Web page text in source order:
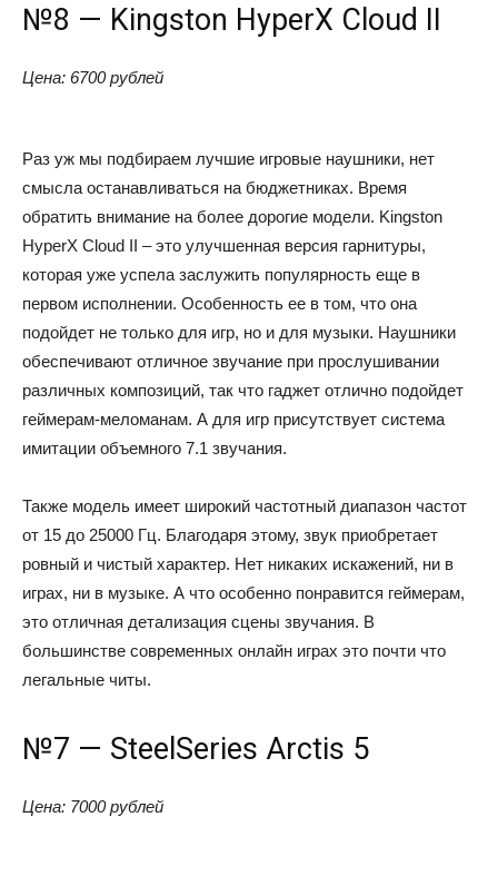
№8 — Kingston HyperX Cloud II
Цена: 6700 рублей
Раз уж мы подбираем лучшие игровые наушники, нет
смысла останавливаться на бюджетниках. Время
обратить внимание на более дорогие модели. Kingston
HyperX Cloud II – это улучшенная версия гарнитуры,
которая уже успела заслужить популярность еще в
первом исполнении. Особенность ее в том, что она
подойдет не только для игр, но и для музыки. Наушники
обеспечивают отличное звучание при прослушивании
различных композиций, так что гаджет отлично подойдет
геймерам-меломанам. А для игр присутствует система
имитации объемного 7.1 звучания.
Также модель имеет широкий частотный диапазон частот
от 15 до 25000 Гц. Благодаря этому, звук приобретает
ровный и чистый характер. Нет никаких искажений, ни в
играх, ни в музыке. А что особенно понравится геймерам,
это отличная детализация сцены звучания. В
большинстве современных онлайн играх это почти что
легальные читы.
№7 — SteelSeries Arctis 5
Цена: 7000 рублей